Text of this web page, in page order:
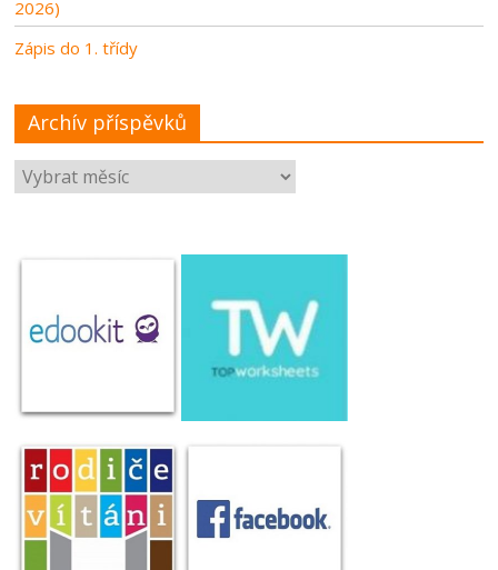
2026)
Zápis do 1. třídy
Archív příspěvků